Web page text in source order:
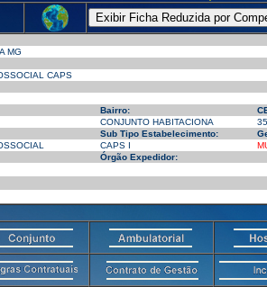
MG
CAPS
Bairro:
CONJUNTO HABITACIONA
Sub Tipo Estabelecimento:
CAPS I
Órgão Expedidor: